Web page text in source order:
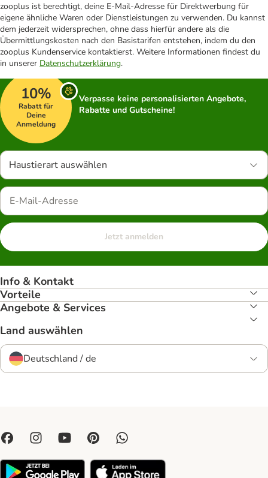
zooplus ist berechtigt, deine E-Mail-Adresse für Direktwerbung für
eigene ähnliche Waren oder Dienstleistungen zu verwenden. Du kannst
dem jederzeit widersprechen, ohne dass hierfür andere als die
Übermittlungskosten nach den Basistarifen entstehen, indem du den
zooplus Kundenservice kontaktierst. Weitere Informationen findest du
in unserer Datenschutzerklärung.
10%
Rabatt für
Deine
Anmeldung
Verpasse keine personalisierten Angebote,
Rabatte und Gutscheine!
Haustierart auswählen
Jetzt anmelden
Info & Kontakt
Vorteile
Angebote & Services
Land auswählen
Deutschland / de